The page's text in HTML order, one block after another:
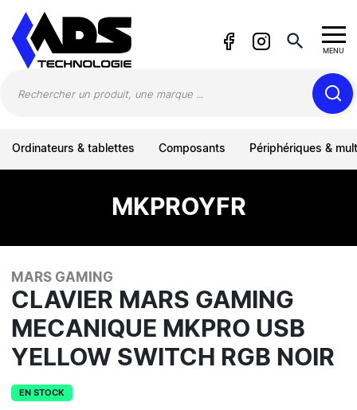
search MENU
Ordinateurs & tablettes Composants Périphériques &
MKPROYFR
MARS GAMING
CLAVIER MARS GAMING
MECANIQUE MKPRO USB
YELLOW SWITCH RGB NOIR
EN STOCK